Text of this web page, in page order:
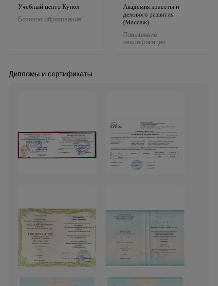
Учебный центр Купол
Базовое образование
Академия красоты и
делового развития
(Массаж)
Повышение
квалификации
Дипломы и сертификаты